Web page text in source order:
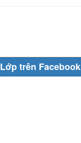
Lớp trên Facebook